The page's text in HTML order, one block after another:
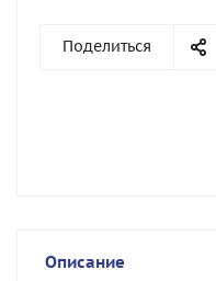
Поделиться
Описание